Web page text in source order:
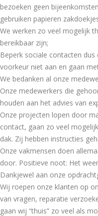
bezoeken geen
gebruiken papieren
We werken zo veel mogelijk
bereikbaar zijn;
Beperk sociale contacten
voorkeur niet aan en gaan
We bedanken al onze
Onze medewerkers die
houden aan het advies van
Onze projecten lopen door
contact, gaan zo veel
dak. Zij hebben instructies
Onze vakmensen doen
door. Positieve noot: Het
Dankjewel aan onze
Wij roepen onze klanten op
van vragen, reparatie
gaan wij “thuis” zo veel als